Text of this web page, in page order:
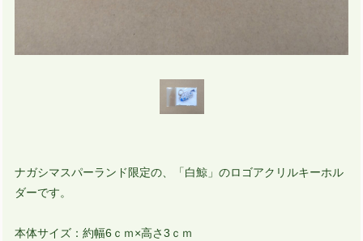
ナガシマスパーランド限定の、「白鯨」のロゴアクリルキーホル
ダーです。
本体サイズ：約幅6ｃｍ×高さ3ｃｍ